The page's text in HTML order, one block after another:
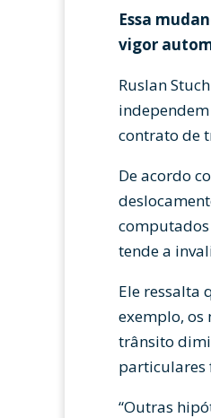
Essa
vigor
Ruslan
independem
contrato de
De acordo
tende a
Ele ressalta
exemplo, os
trânsito
particulares
“Outras